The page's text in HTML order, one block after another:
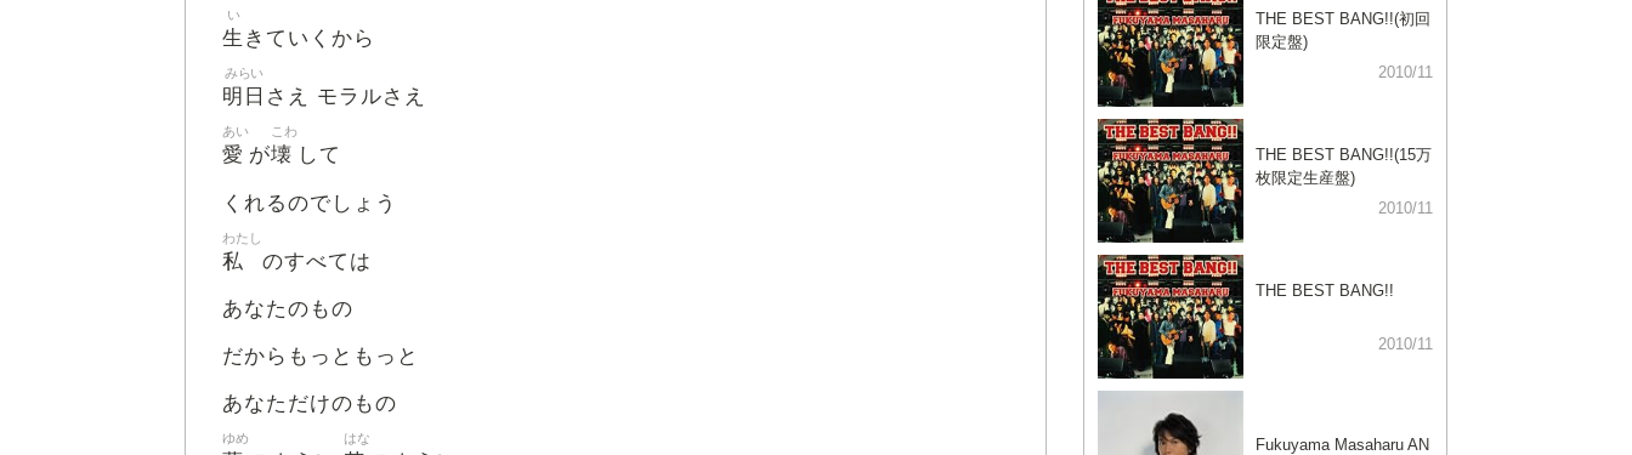
生
い
きていくから
明日
みらい
さえ モラルさえ
愛
あい
が壊
こわ
して
くれるのでしょう
私
わたし
のすべては
あなたのもの
だからもっともっと
あなただけのもの
ゆめ はな
THE BEST BANG!!(初回
限定盤)
2010/11
THE BEST BANG!!(15万
枚限定生産盤)
2010/11
THE BEST BANG!!
2010/11
Fukuyama Masaharu AN